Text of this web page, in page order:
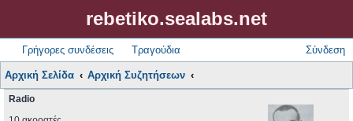
rebetiko.sealabs.net
Γρήγορες συνδέσεις Τραγούδια Σύνδεση
Αρχική Σελίδα Αρχική Συζητήσεων
Radio